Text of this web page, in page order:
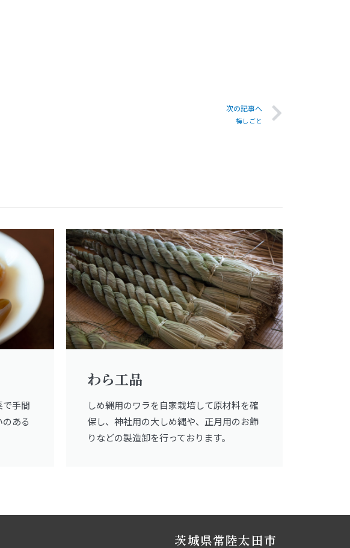
次の記事へ
梅しごと
で手間
ある
わら工品
しめ縄用のワラを自家栽培して原材料を確
保し、神社用の大しめ縄や、正月用のお飾
りなどの製造卸を行っております。
茨城県常陸太田市